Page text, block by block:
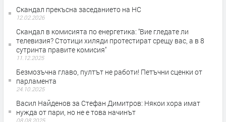
Скандал прекъсна заседанието на НС
12.02.2026
Скандал в комисията по енергетика: ''Вие гледате ли
телевизия? Стотици хиляди протестират срещу вас, а в 8
сутринта правите комисия''
11.12.2025
Безмозъчна главо, пултът не работи! Петъчни сценки от
парламента
24.10.2025
Васил Найденов за Стефан Димитров: Някои хора имат
нужда от пари, но не е това начинът
08.08.2025